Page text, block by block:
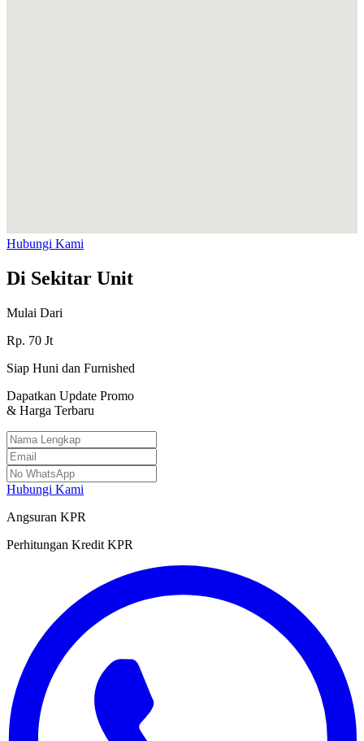
Hubungi Kami
Di Sekitar Unit
Mulai Dari
Rp. 70 Jt
Siap Huni dan Furnished
Dapatkan Update Promo
& Harga Terbaru
Hubungi Kami
Angsuran KPR
Perhitungan Kredit KPR